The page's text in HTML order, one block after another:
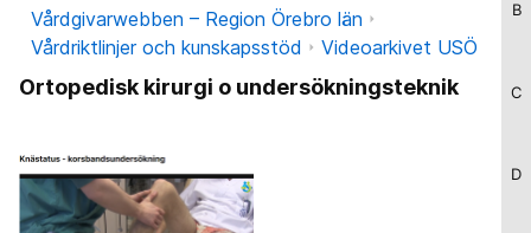
Vårdgivarwebben – Region Örebro län
Vårdriktlinjer och kunskapsstöd
Videoarkivet USÖ
Ortopedisk kirurgi o undersökningsteknik
B
C
D